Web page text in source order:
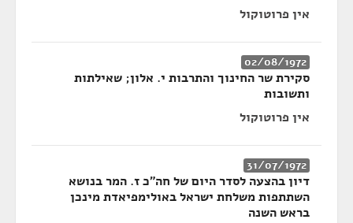
אין פרוטוקול
02/08/1972
סקירת שר החינוך והתרבות י. אלון; שאילתות
ותשובות
אין פרוטוקול
31/07/1972
דיון בהצעה לסדר היום של חה"כ ז. המר בנושא
השתתפות משלחת ישראל באולימפיאדת מינכן
בראש השנה